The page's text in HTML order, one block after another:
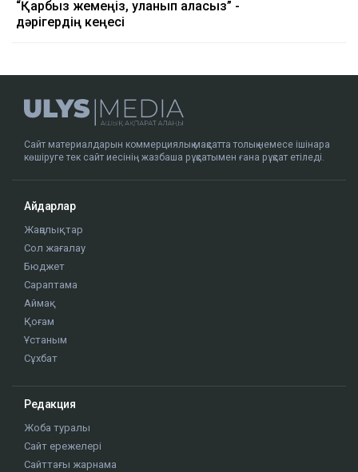
“Қарбыз жемеңіз, уланып қаласыз” -
дәрігердің кеңесі
Сайт материалдарын коммерциялық мақсатта толық немесе ішінара
көшіруге тек сайт иесінің жазбаша рұқсатымен ғана рұқсат етіледі.
Айдарлар
Жаңалықтар
Сол жағалау
Бюджет
Сараптама
Аймақ
Қоғам
Ұстаным
Сұхбат
Редакция
Жоба туралы
Сайт ережелері
Сайттағы жарнама